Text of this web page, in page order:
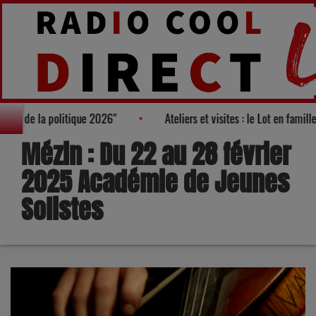
"100 nouveaux visages de la politique 2026" Ateliers et
Mézin : Du 22 au 28 février
2025 Académie de Jeunes
Solistes